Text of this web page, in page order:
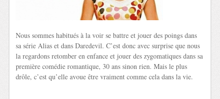
Nous sommes habitués à la voir se battre et jouer des poings dans
sa série Alias et dans Daredevil. C’est donc avec surprise que nous
la regardons retomber en enfance et jouer des zygomatiques dans sa
première comédie romantique, 30 ans sinon rien. Mais le plus
drôle, c’est qu’elle avoue être vraiment comme cela dans la vie.